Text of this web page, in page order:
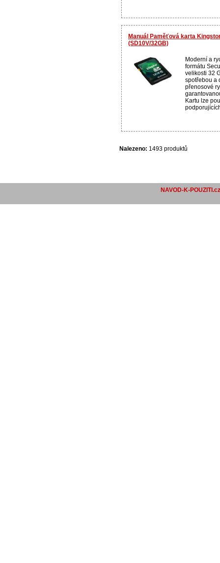
Manuál Paměťová karta
(SD10V/32GB)
Moderní a
formátu
velikosti 32
spotřebou a
přenosové
Kartu lze
Nalezeno: 1493 produktů
NAVOD-K-POUZITI.cz